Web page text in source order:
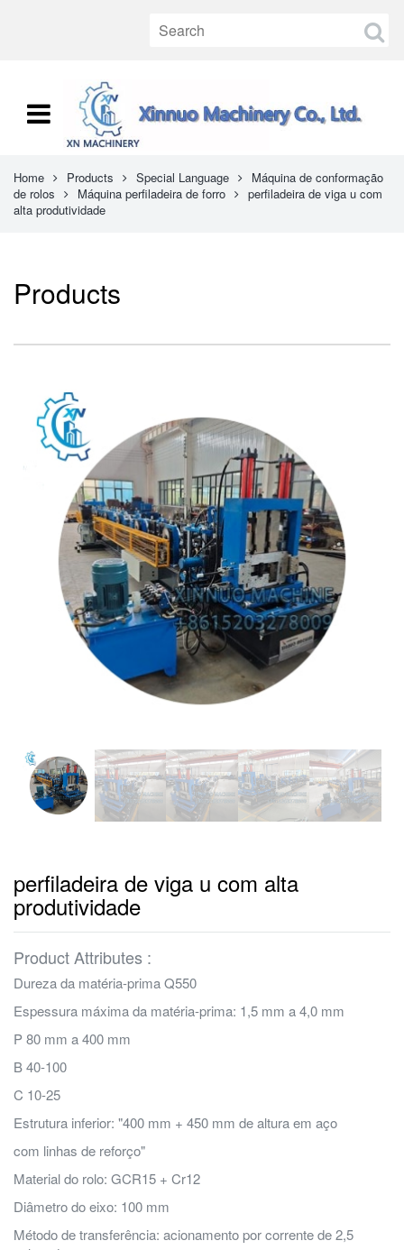
Home Products Special Language
Máquina de conformação
de rolos
Máquina perfiladeira de forro
perfiladeira de viga u com
alta produtividade
Products
perfiladeira de viga u com alta
produtividade
Product Attributes :
Dureza da matéria-prima Q550
Espessura máxima da matéria-prima: 1,5 mm a 4,0 mm
P 80 mm a 400 mm
B 40-100
C 10-25
Estrutura inferior: "400 mm + 450 mm de altura em aço
com linhas de reforço"
Material do rolo: GCR15 + Cr12
Diâmetro do eixo: 100 mm
Método de transferência: acionamento por corrente de 2,5